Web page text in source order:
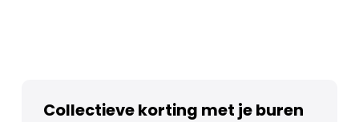
Collectieve korting met je buren